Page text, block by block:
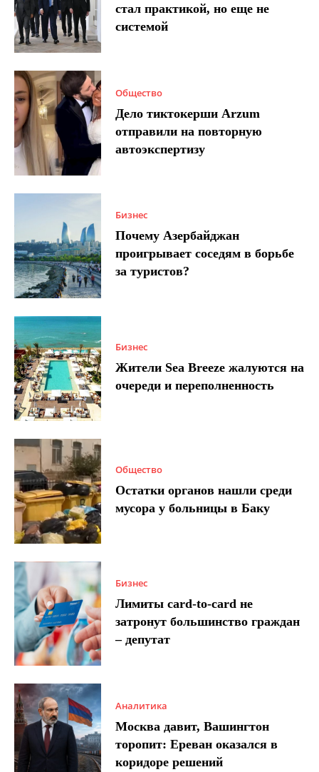
стал практикой, но еще не
системой
Общество
Дело тиктокерши Arzum
отправили на повторную
автоэкспертизу
Бизнес
Почему Азербайджан
проигрывает соседям в борьбе
за туристов?
Бизнес
Жители Sea Breeze жалуются на
очереди и переполненность
Общество
Остатки органов нашли среди
мусора у больницы в Баку
Бизнес
Лимиты card-to-card не
затронут большинство граждан
– депутат
Аналитика
Москва давит, Вашингтон
торопит: Ереван оказался в
коридоре решений